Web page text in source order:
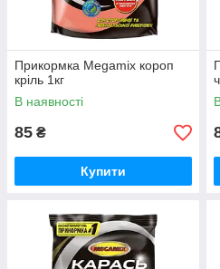
Прикормка Megamix короп
кріль 1кг
В наявності
85 ₴
Купити